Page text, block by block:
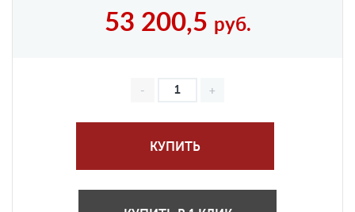
53 200,5 руб.
КУПИТЬ